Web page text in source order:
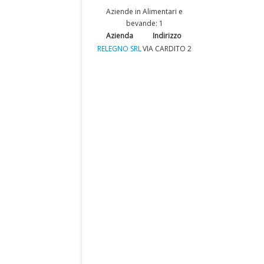
Aziende in Alimentari e
bevande: 1
Azienda
Indirizzo
RELEGNO SRLVIA CARDITO 2